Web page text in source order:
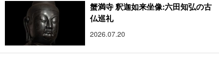
蟹満寺 釈迦如来坐像:六田知弘の古
仏巡礼
2026.07.20